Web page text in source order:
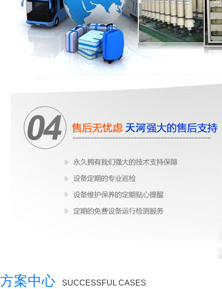
方案中心 SUCCESSFUL CASES